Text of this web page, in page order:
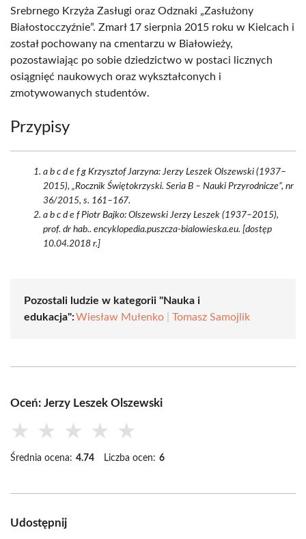
Srebrnego Krzyża Zasługi oraz Odznaki „Zasłużony
Białostocczyźnie”. Zmarł 17 sierpnia 2015 roku w Kielcach i
został pochowany na cmentarzu w Białowieży,
pozostawiając po sobie dziedzictwo w postaci licznych
osiągnięć naukowych oraz wykształconych i
zmotywowanych studentów.
Przypisy
a b c d e f g Krzysztof Jarzyna: Jerzy Leszek Olszewski (1937–
2015), „Rocznik Świętokrzyski. Seria B – Nauki Przyrodnicze”, nr
36/2015, s. 161–167.
a b c d e f Piotr Bajko: Olszewski Jerzy Leszek (1937–2015),
prof. dr hab.. encyklopedia.puszcza-bialowieska.eu. [dostęp
10.04.2018 r.]
Pozostali ludzie w kategorii "Nauka i
edukacja":Wiesław Mułenko Tomasz Samojlik
Oceń: Jerzy Leszek Olszewski
★ ★ ★ ★ ★
Średnia ocena: 4.74 Liczba ocen: 6
Udostępnij